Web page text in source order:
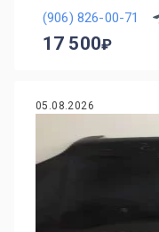
(906) 826-00-71
17 500
05.08.2026